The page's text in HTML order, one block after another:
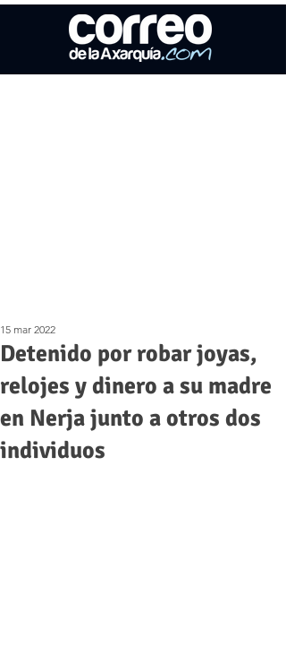
Detenido por robar joyas,
relojes y dinero a su madre
en Nerja junto a otros dos
individuos
15 mar 2022